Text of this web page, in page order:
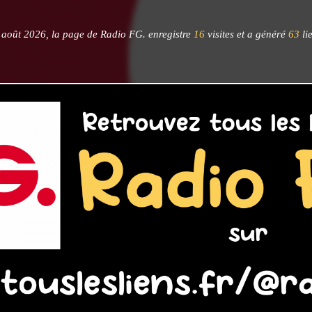
2026, la page de Radio FG. enregistre 16 visites et a généré 63